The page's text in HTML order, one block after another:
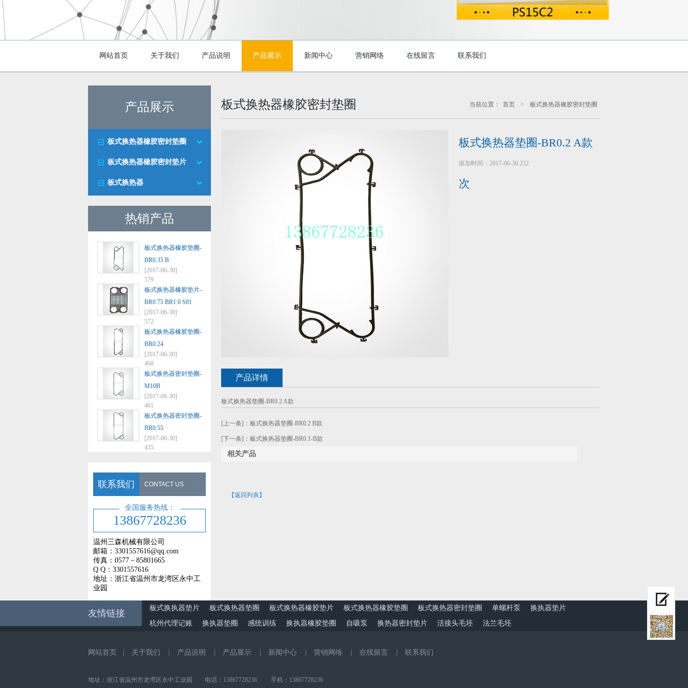
网站首页 关于我们 产品说明 产品展示 新闻中心 营销网络 在线留言 联系我们
产品展示
板式换热器橡胶密封垫圈
板式换热器橡胶密封垫片
板式换热器
热销产品
板式换热器橡胶垫圈-
BR0.35 B
[2017-06-30]
579
板式换热器橡胶垫片-
BR0.75 BR1.0 S81
[2017-06-30]
572
板式换热器橡胶垫圈-
BR0.24
[2017-06-30]
468
板式换热器密封垫圈-
M10B
[2017-06-30]
461
板式换热器密封垫圈-
BR0.55
[2017-06-30]
435
联系我们 CONTACT US
13867728236
全国服务热线：
温州三森机械有限公司
邮箱：3301557616@qq.com
传真：0577－85801665
Q Q：3301557616
地址：浙江省温州市龙湾区永中工
业园
板式换热器橡胶密封垫圈 当前位置： 首页 > 板式换热器橡胶密封垫圈
板式换热器垫圈-BR0.2 A款
添加时间：2017-06-30 252
次
产品详情
板式换热器垫圈-BR0.2 A款
[上一条]： 板式换热器垫圈-BR0.2 B款
[下一条]： 板式换热器垫圈-BR0.1-B款
相关产品
【返回列表】
友情链接
板式换执器垫片 板式换热器垫圈 板式换热器橡胶垫片 板式换热器橡胶垫圈 板式换热器密封垫圈 单螺杆泵
换执器垫片
杭州代理记账
换执器垫圈 感统训练 换执器橡胶垫圈 自吸泵 换热器密封垫片 活接头毛坯 法兰毛坯
网站首页 关于我们 产品说明 产品展示 新闻中心 营销网络 在线留言 联系我们
地址：浙江省温州市龙湾区永中工业园 电话：13867728236 手机：13867728236